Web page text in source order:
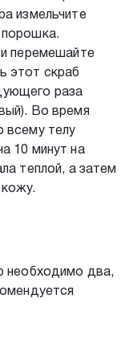
измельчите
порошка.
перемешайте
этот скраб
раза
Во время
всему телу
10 минут на
теплой, а затем
необходимо два,